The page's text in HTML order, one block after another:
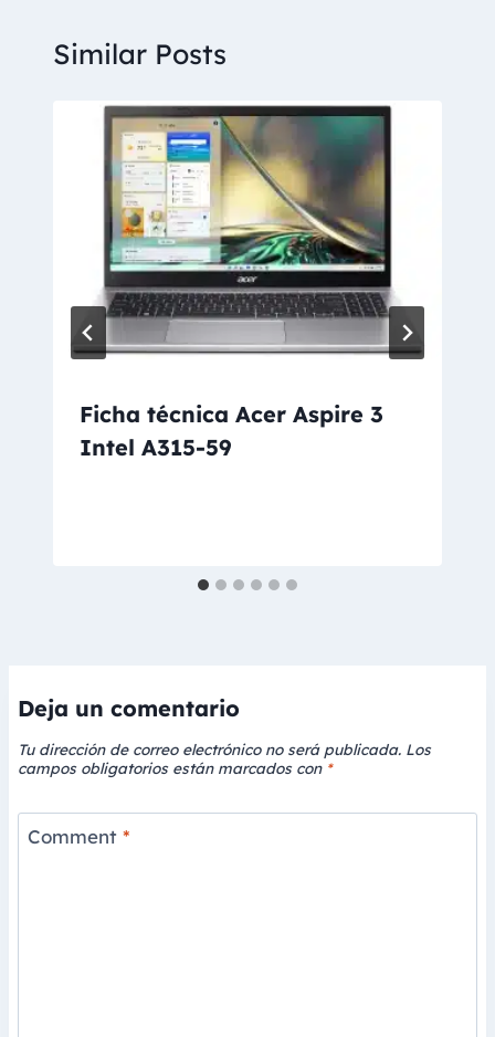
Similar Posts
Ficha técnica Acer Aspire 3
Intel A315-59
Deja un comentario
Tu dirección de correo electrónico no será publicada. Los
campos obligatorios están marcados con *
Comment *